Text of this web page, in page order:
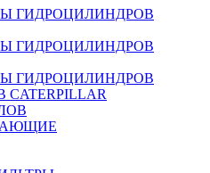
ГИДРОЦИЛИНДРОВ
ГИДРОЦИЛИНДРОВ
ГИДРОЦИЛИНДРОВ